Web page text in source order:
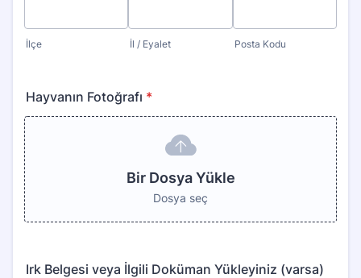
İlçe İl / Eyalet Posta Kodu
Hayvanın Fotoğrafı *
Bir Dosya Yükle
Dosya seç
Irk Belgesi veya İlgili Doküman Yükleyiniz (varsa)